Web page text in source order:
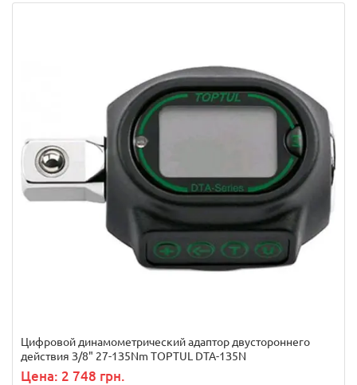
Цифpoвoй динaмoмeтpичecкий aдaптop двуcтopoннeгo
дeйcтвия З/8" 27-1З5Nm TOPTUL DTA-1З5N
Цена: 2 748 грн.